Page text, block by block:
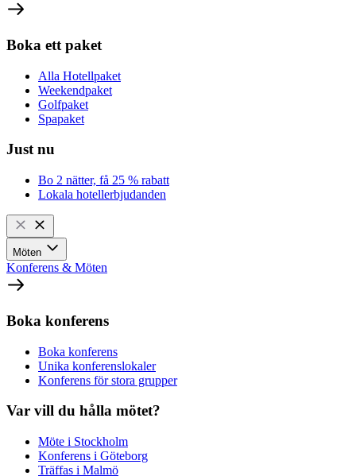
Boka ett paket
Alla Hotellpaket
Weekendpaket
Golfpaket
Spapaket
Just nu
Bo 2 nätter, få 25 % rabatt
Lokala hotellerbjudanden
Möten
Konferens & Möten
Boka konferens
Boka konferens
Unika konferenslokaler
Konferens för stora grupper
Var vill du hålla mötet?
Möte i Stockholm
Konferens i Göteborg
Träffas i Malmö